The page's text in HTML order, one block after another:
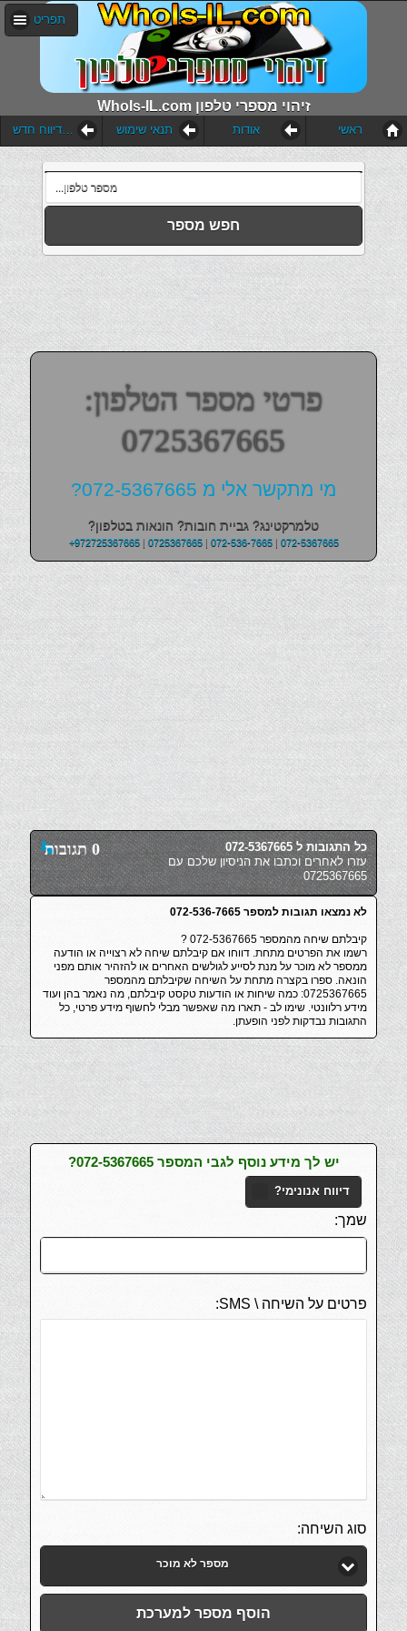
WhoIs-IL.com זיהוי מספרי טלפון
תפריט
הוסף דיווח חדש תנאי שימוש אודות ראשי
חפש מספר
פרטי מספר הטלפון:
0725367665
מי מתקשר אלי מ 072-5367665?
טלמרקטינג? גביית חובות? הונאות בטלפון?
+972725367665| 0725367665| 072-536-7665| 072-5367665
0 תגובות
כל התגובות ל 072-5367665
עזרו לאחרים וכתבו את הניסיון שלכם עם
0725367665
לא נמצאו תגובות למספר 072-536-7665
קיבלתם שיחה מהמספר 072-5367665 ?
רשמו את הפרטים מתחת. דווחו אם קיבלתם שיחה לא רצוייה או הודעה
ממספר לא מוכר על מנת לסייע לגולשים האחרים או להזהיר אותם מפני
הונאה. ספרו בקצרה מתחת על השיחה שקיבלתם מהמספר
0725367665: כמה שיחות או הודעות טקסט קיבלתם, מה נאמר בהן ועוד
מידע רלוונטי. שימו לב - תארו מה שאפשר מבלי לחשוף מידע פרטי, כל
התגובות נבדקות לפני הופעתן.
יש לך מידע נוסף לגבי המספר 072-5367665?
דיווח אנונימי?
שמך:
פרטים על השיחה \ SMS:
סוג השיחה:
מספר לא מוכר
הוסף מספר למערכת